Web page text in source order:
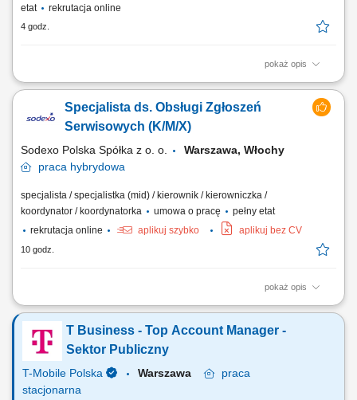
etat rekrutacja online
4 godz.
pokaż opis
Opis stanowiska pracy/zadania: Aktywne pozyskiwanie nowych klientów
i rozwijanie sieci partnerów. Utrzymywanie stałego kontaktu z obecnymi
klientami oraz zapewnianie im bieżącego wsparcia. Prowadzenie
negocjacji handlowych oraz przygotowywanie ofert dopasowanych do
Specjalista ds. Obsługi Zgłoszeń
Serwisowych (K/M/X)
Sodexo Polska Spółka z o. o.
Warszawa, Włochy
praca hybrydowa
specjalista / specjalistka (mid) / kierownik / kierowniczka /
koordynator / koordynatorka
umowa o pracę
pełny etat
rekrutacja online
aplikuj szybko aplikuj bez CV
10 godz.
pokaż opis
Twój zakres obowiązków: Przyjmowanie, ewidencjonowanie oraz
aktualizacja zgłoszeń i zadań w dedykowanych systemach.
Koordynowanie realizacji bieżących działań operacyjnych oraz
monitorowanie ich przebiegu. Koordynacja realizacji prac –
przypisywanie zgłoszeń do techników lub...
T Business - Top Account Manager -
Sektor Publiczny
T-Mobile Polska Warszawa
praca
stacjonarna